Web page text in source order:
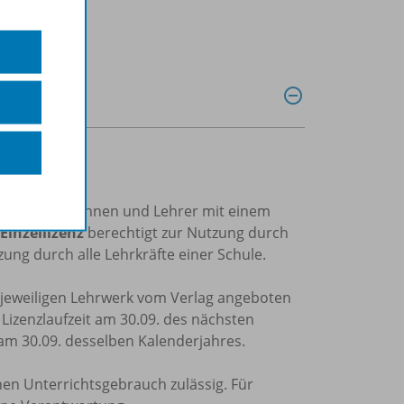
Lehrerinnen und Lehrer mit einem
Einzellizenzberechtigt zur Nutzung durch
durch alle Lehrkräfte einer Schule.
Lehrwerk vom Verlag angeboten
am 30.09. des nächsten
30.09. desselben Kalenderjahres.
Unterrichtsgebrauch zulässig. Für